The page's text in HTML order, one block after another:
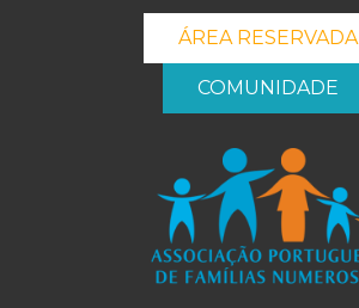
ÁREA RESERVADA
COMUNIDADE